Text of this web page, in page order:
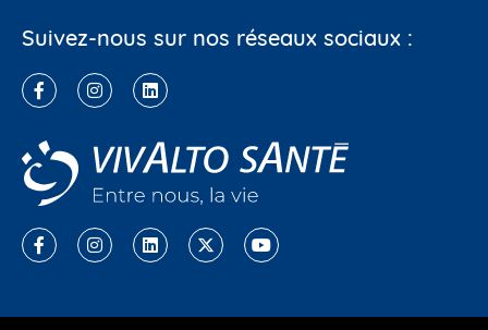
Suivez-nous sur nos réseaux sociaux :